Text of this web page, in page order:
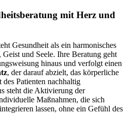
mit Herz und
Gesundheit als ein harmonisches
und Seele. Ihre Beratung geht
hinaus und verfolgt einen
, der darauf abzielt, das körperliche
Patienten nachhaltig
steht die Aktivierung der
Maßnahmen, die sich
lassen, ohne ein Gefühl des